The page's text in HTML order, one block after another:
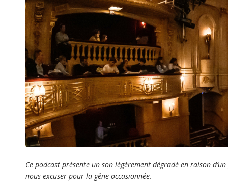
Ce podcast présente un son légèrement dégradé en raison
nous excuser pour la gêne occasionnée.